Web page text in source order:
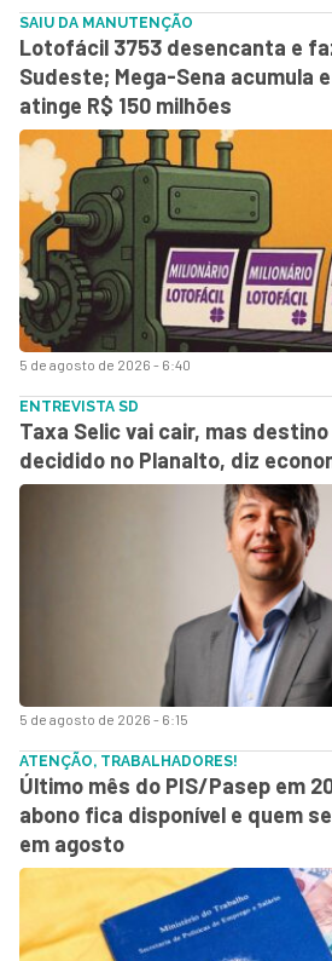
5 de agosto de 2026 - 6:40
SAIU DA MANUTENÇÃO
Lotofácil 3753 desencanta e
Sudeste; Mega-Sena acumula
atinge R$ 150 milhões
5 de agosto de 2026 - 6:15
ENTREVISTA SD
Taxa Selic vai cair, mas
decidido no Planalto, diz
ATENÇÃO, TRABALHADORES!
Último mês do PIS/Pasep em
abono fica disponível e quem
em agosto